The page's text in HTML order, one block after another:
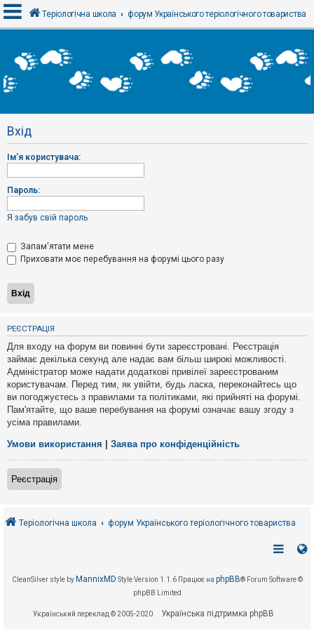
х
і
Р
є
т
р
а
і
Т
м
и
б
з
в
і
д
п
о
в
і
д
е
й
А
к
т
и
і
Теріологічна школа форум Українського теріологічного товариства
Вхід
Ім'я користувача:
Пароль:
Я забув свій пароль
Запам'ятати мене
Приховати моє перебування на форумі цього разу
РЕЄСТРАЦІЯ
Для входу на форум ви повинні бути зареєстровані. Реєстрація
займає декілька секунд але надає вам більш широкі можливості.
Адміністратор може надати додаткові привілеї зареєстрованим
користувачам. Перед тим, як увійти, будь ласка, переконайтесь що
ви погоджуєтесь з правилами та політиками, які прийняті на форумі.
Пам'ятайте, що ваше перебування на форумі означає вашу згоду з
усіма правилами.
Умови використання Заява про конфіденційність
Реєстрація
Теріологічна школа форум Українського теріологічного товариства
CleanSilver style by MannixMD Style Version 1.1.6 Працює на phpBB® Forum Software ©
phpBB Limited
Український переклад © 2005-2020 Українська підтримка phpBB